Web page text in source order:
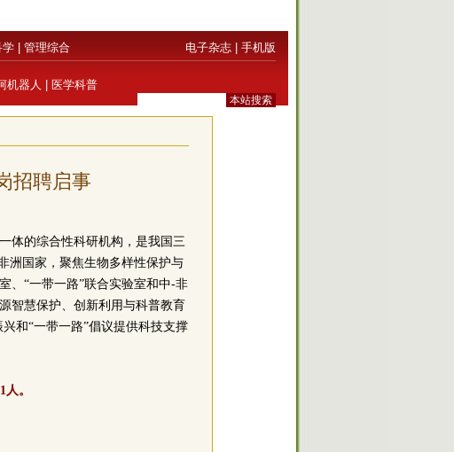
学 管理综合 电子杂志 手机版
机器人 医学科普
招聘启事
体的综合性科研机构，是我国三
洲国家，聚焦生物多样性保护与
、“一带一路”联合实验室和中-非
智慧保护、创新利用与科普教育
和“一带一路”倡议提供科技支撑
人。